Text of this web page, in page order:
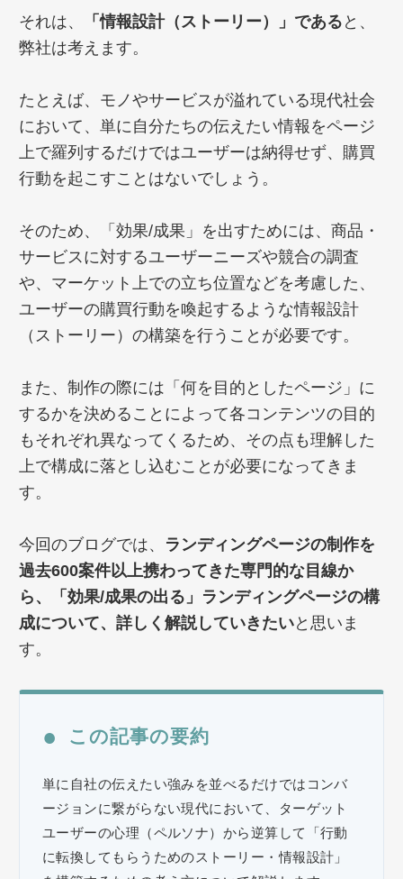
それは、 「情報設計（ストーリー）」である と、
弊社は考えます。
たとえば、モノやサービスが溢れている現代社会
において、単に自分たちの伝えたい情報をページ
上で羅列するだけではユーザーは納得せず、購買
行動を起こすことはないでしょう。
そのため、「効果/成果」を出すためには、商品・
サービスに対するユーザーニーズや競合の調査
や、マーケット上での立ち位置などを考慮した、
ユーザーの購買行動を喚起するような情報設計
（ストーリー）の構築を行うことが必要です。
また、制作の際には「何を目的としたページ」に
するかを決めることによって各コンテンツの目的
もそれぞれ異なってくるため、その点も理解した
上で構成に落とし込むことが必要になってきま
す。
今回のブログでは、 ランディングページの制作を
過去600案件以上携わってきた専門的な目線か
ら、「効果/成果の出る」ランディングページの構
成について、詳しく解説していきたいと思いま
す。
● この記事の要約
単に自社の伝えたい強みを並べるだけではコンバ
ージョンに繋がらない現代において、ターゲット
ユーザーの心理（ペルソナ）から逆算して「行動
に転換してもらうためのストーリー・情報設計」